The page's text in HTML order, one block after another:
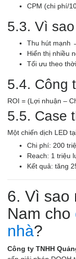
CPM (chi phí/
5.3. Vì
Thu hút mạnh
Hiển thị nhiều
Tối ưu theo
5.4. Công
ROI = (Lợi nhuận –
5.5. Case
Một chiến dịch LED
Chi phí: 200
Reach: 1 triệu
Kết quả: tăng
6. Vì sao
Nam cho
nhà?
Công ty TNHH